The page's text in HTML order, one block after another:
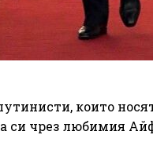
които
си чрез любимия